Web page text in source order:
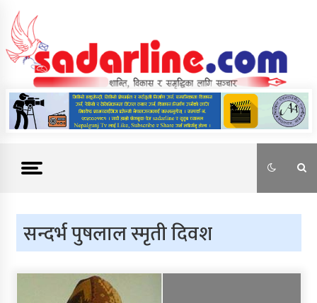
content
News For Nepal
सन्दर्भ पुषलाल स्मृती दिवश